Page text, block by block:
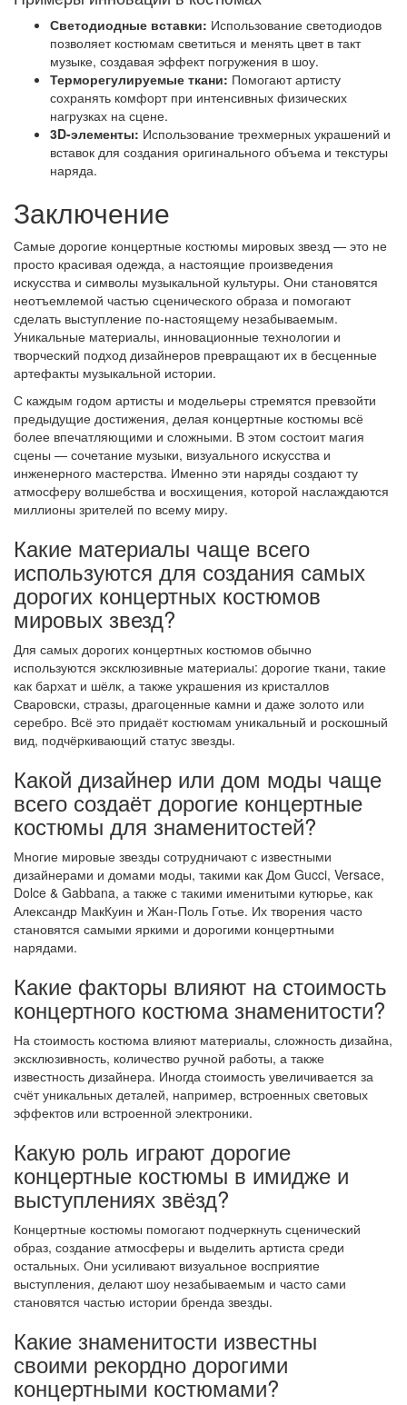
Светодиодные вставки: Использование светодиодов
позволяет костюмам светиться и менять цвет в такт
музыке, создавая эффект погружения в шоу.
Терморегулируемые ткани: Помогают артисту
сохранять комфорт при интенсивных физических
нагрузках на сцене.
3D-элементы: Использование трехмерных украшений и
вставок для создания оригинального объема и текстуры
наряда.
Заключение
Самые дорогие концертные костюмы мировых звезд — это не
просто красивая одежда, а настоящие произведения
искусства и символы музыкальной культуры. Они становятся
неотъемлемой частью сценического образа и помогают
сделать выступление по-настоящему незабываемым.
Уникальные материалы, инновационные технологии и
творческий подход дизайнеров превращают их в бесценные
артефакты музыкальной истории.
С каждым годом артисты и модельеры стремятся превзойти
предыдущие достижения, делая концертные костюмы всё
более впечатляющими и сложными. В этом состоит магия
сцены — сочетание музыки, визуального искусства и
инженерного мастерства. Именно эти наряды создают ту
атмосферу волшебства и восхищения, которой наслаждаются
миллионы зрителей по всему миру.
Какие материалы чаще всего
используются для создания самых
дорогих концертных костюмов
мировых звезд?
Для самых дорогих концертных костюмов обычно
используются эксклюзивные материалы: дорогие ткани, такие
как бархат и шёлк, а также украшения из кристаллов
Сваровски, стразы, драгоценные камни и даже золото или
серебро. Всё это придаёт костюмам уникальный и роскошный
вид, подчёркивающий статус звезды.
Какой дизайнер или дом моды чаще
всего создаёт дорогие концертные
костюмы для знаменитостей?
Многие мировые звезды сотрудничают с известными
дизайнерами и домами моды, такими как Дом Gucci, Versace,
Dolce & Gabbana, а также с такими именитыми кутюрье, как
Александр МакКуин и Жан-Поль Готье. Их творения часто
становятся самыми яркими и дорогими концертными
нарядами.
Какие факторы влияют на стоимость
концертного костюма знаменитости?
На стоимость костюма влияют материалы, сложность дизайна,
эксклюзивность, количество ручной работы, а также
известность дизайнера. Иногда стоимость увеличивается за
счёт уникальных деталей, например, встроенных световых
эффектов или встроенной электроники.
Какую роль играют дорогие
концертные костюмы в имидже и
выступлениях звёзд?
Концертные костюмы помогают подчеркнуть сценический
образ, создание атмосферы и выделить артиста среди
остальных. Они усиливают визуальное восприятие
выступления, делают шоу незабываемым и часто сами
становятся частью истории бренда звезды.
Какие знаменитости известны
своими рекордно дорогими
концертными костюмами?